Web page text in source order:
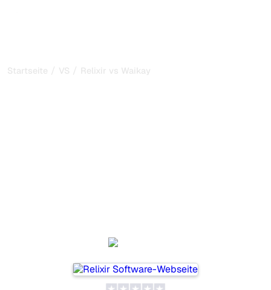
Startseite / VS / Relixir vs Waikay